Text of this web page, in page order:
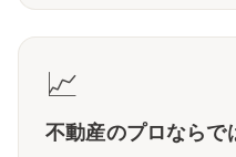
📈
不動産のプロならで